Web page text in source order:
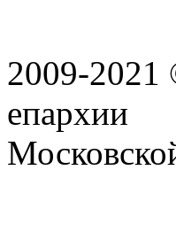
2009-2021
епархии